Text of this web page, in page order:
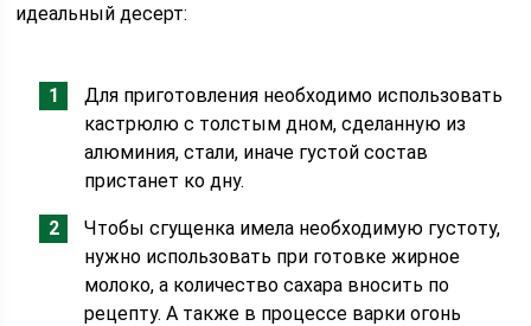
идеальный десерт:
Для приготовления необходимо использовать
кастрюлю с толстым дном, сделанную из
алюминия, стали, иначе густой состав
пристанет ко дну.
Чтобы сгущенка имела необходимую густоту,
нужно использовать при готовке жирное
молоко, а количество сахара вносить по
рецепту. А также в процессе варки огонь